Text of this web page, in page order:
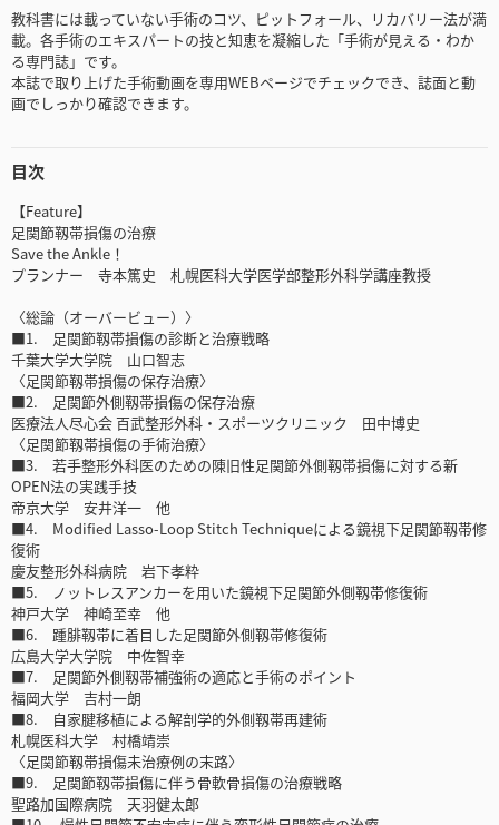
教科書には載っていない手術のコツ、ピットフォール、リカバリー法が満
載。各手術のエキスパートの技と知恵を凝縮した「手術が見える・わか
る専門誌」です。
本誌で取り上げた手術動画を専用WEBページでチェックでき、誌面と動
画でしっかり確認できます。
目次
【Feature】
足関節靱帯損傷の治療
Save the Ankle！
プランナー 寺本篤史 札幌医科大学医学部整形外科学講座教授
〈総論（オーバービュー）〉
■1. 足関節靱帯損傷の診断と治療戦略
千葉大学大学院 山口智志
〈足関節靱帯損傷の保存治療〉
■2. 足関節外側靱帯損傷の保存治療
医療法人尽心会 百武整形外科・スポーツクリニック 田中博史
〈足関節靱帯損傷の手術治療〉
■3. 若手整形外科医のための陳旧性足関節外側靱帯損傷に対する新
OPEN法の実践手技
帝京大学 安井洋一 他
■4. Modified Lasso-Loop Stitch Techniqueによる鏡視下足関節靱帯修
復術
慶友整形外科病院 岩下孝粋
■5. ノットレスアンカーを用いた鏡視下足関節外側靱帯修復術
神戸大学 神崎至幸 他
■6. 踵腓靱帯に着目した足関節外側靱帯修復術
広島大学大学院 中佐智幸
■7. 足関節外側靱帯補強術の適応と手術のポイント
福岡大学 吉村一朗
■8. 自家腱移植による解剖学的外側靱帯再建術
札幌医科大学 村橋靖崇
〈足関節靱帯損傷未治療例の末路〉
■9. 足関節靱帯損傷に伴う骨軟骨損傷の治療戦略
聖路加国際病院 天羽健太郎